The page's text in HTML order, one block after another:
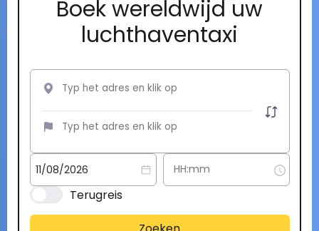
Boek wereldwijd uw
luchthaventaxi
Terugreis